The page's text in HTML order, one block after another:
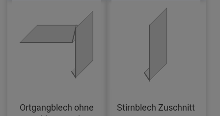
Ortgangblech ohne
Stirnblech Zuschnitt